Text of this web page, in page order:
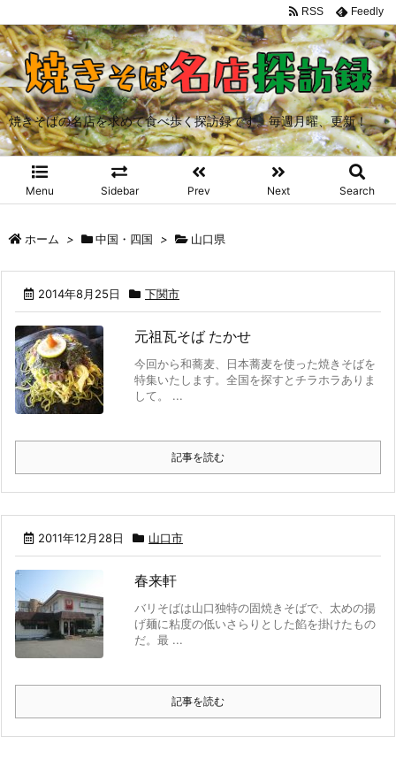
焼きそばの名店を求めて食べ歩く探訪録です。毎週月曜、更新！
Menu Sidebar Prev Next Search
RSS Feedly
ホーム > 中国・四国 > 山口県
2014年8月25日 下関市
元祖瓦そば たかせ
今回から和蕎麦、日本蕎麦を使った焼きそばを
特集いたします。全国を探すとチラホラありま
して。 ...
記事を読む
2011年12月28日 山口市
春来軒
バリそばは山口独特の固焼きそばで、太めの揚
げ麺に粘度の低いさらりとした餡を掛けたもの
だ。最 ...
記事を読む